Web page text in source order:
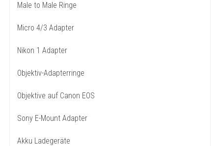
Male to Male Ringe
Micro 4/3 Adapter
Nikon 1 Adapter
Objektiv-Adapterringe
Objektive auf Canon EOS
Sony E-Mount Adapter
Akku Ladegeräte